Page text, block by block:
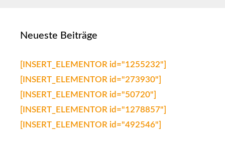
Neueste Beiträge
[INSERT_ELEMENTOR id="1255232"]
[INSERT_ELEMENTOR id="273930"]
[INSERT_ELEMENTOR id="50720"]
[INSERT_ELEMENTOR id="1278857"]
[INSERT_ELEMENTOR id="492546"]